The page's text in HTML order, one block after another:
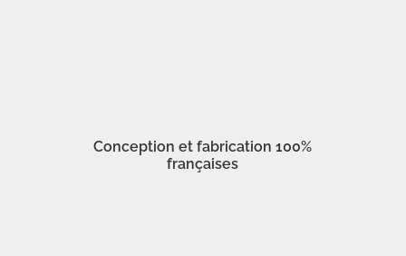
Conception et fabrication 100%
françaises